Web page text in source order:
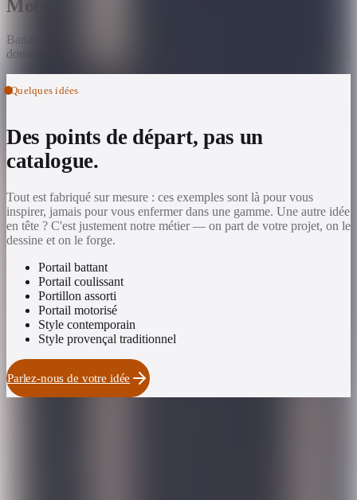
Motorisation au choix
Battant ou coulissant, motorisation intégrée discrète, compatible
domotique et interphone.
Quelques idées
Des points de départ, pas un
catalogue.
Tout est fabriqué sur mesure : ces exemples sont là pour vous
inspirer, jamais pour vous enfermer dans une gamme. Une autre idée
en tête ? C'est justement notre métier — on part de votre projet, on le
dessine et on le forge.
Portail battant
Portail coulissant
Portillon assorti
Portail motorisé
Style contemporain
Style provençal traditionnel
Parlez-nous de votre idée